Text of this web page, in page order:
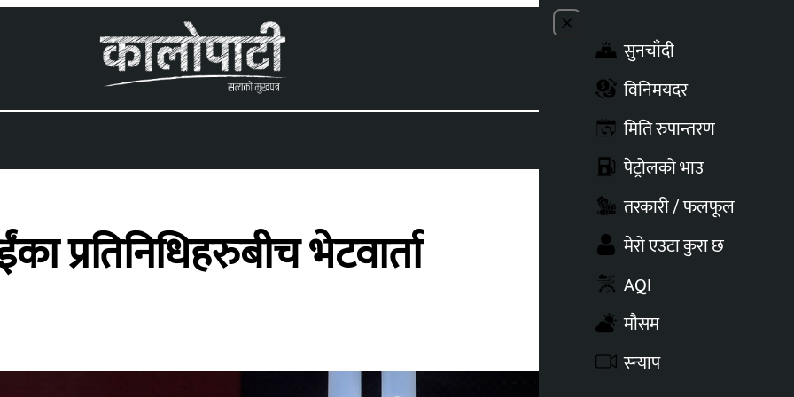
Close menu
सुनचाँदी
विनिमयदर
मिति रुपान्तरण
पेट्रोलको भाउ
तरकारी / फलफूल
मेरो एउटा कुरा छ
AQI
मौसम
स्न्याप
प्रतिनिधिहरुबीच भेटवार्ता